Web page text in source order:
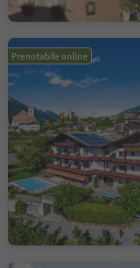
Prenotabile online